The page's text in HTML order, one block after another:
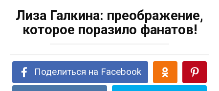
Лиза Галкина: преображение,
которое поразило фанатов!
Поделиться на Facebook